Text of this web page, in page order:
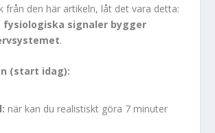
från den här artikeln, låt det vara detta:
fysiologiska signaler bygger
.
(start idag):
när kan du realistiskt göra 7 minuter